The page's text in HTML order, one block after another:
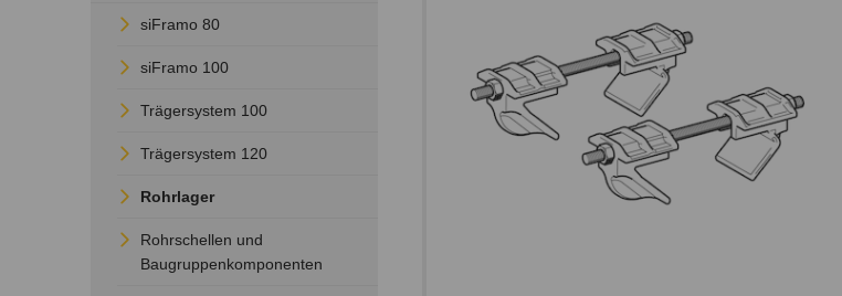
siFramo 80
siFramo 100
Trägersystem 100
Trägersystem 120
Rohrlager
Rohrschellen und
Baugruppenkomponenten